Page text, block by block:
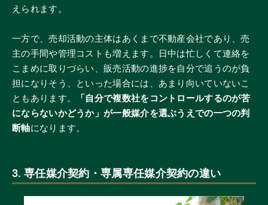
えられます。
一方で、売却活動の主体はあくまで不動産会社であり、売
主の手間や管理コストも増えます。日中は忙しくて連絡を
こまめに取りづらい、販売活動の進捗を自分で追うのが負
担になりそう、といった場合には、あまり向いていないこ
ともあります。
「自分で複数社をコントロールするのが苦
にならないかどうか」が一般媒介を選ぶうえでの一つの判
断軸になります。
3. 専任媒介契約・専属専任媒介契約の違い